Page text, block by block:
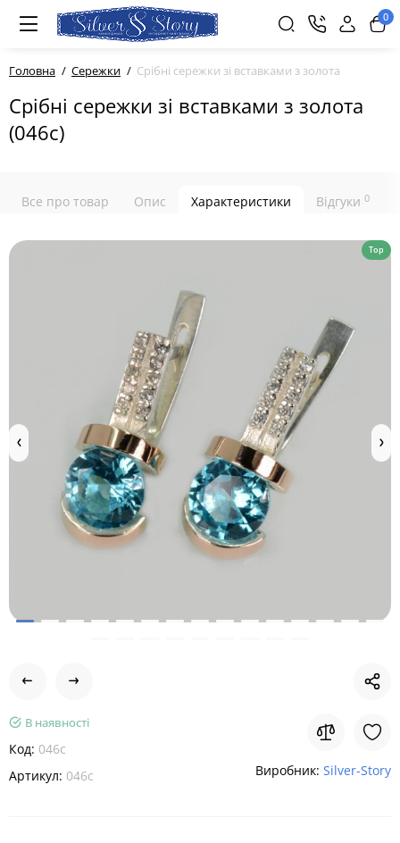
0
Головна Сережки Срібні сережки зі вставками з золота
Срібні сережки зі вставками з золота
(046с)
Все про товар Опис Характеристики Відгуки 0
Top
В наявності
Код: 046с
Артикул: 046с Виробник: Silver-Story